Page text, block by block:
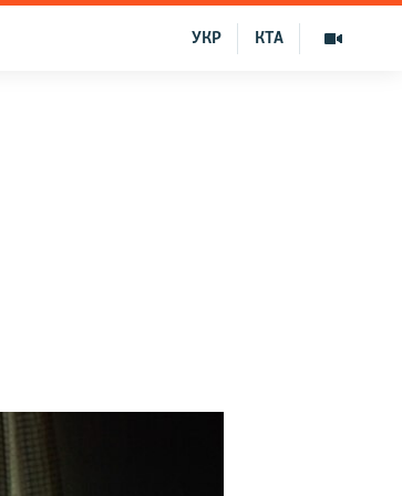
КТА
УКР